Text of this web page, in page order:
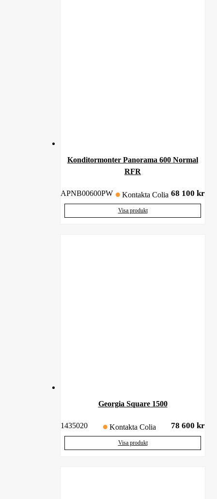
Konditormonter Panorama 600 Normal
RFR
APNB00600PW Kontakta Colia 68 100 kr
Visa produkt
Georgia Square 1500
1435020 Kontakta Colia 78 600 kr
Visa produkt